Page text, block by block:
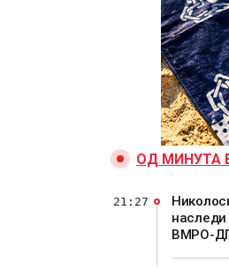
ОД МИНУТА
ВМРО-
21:27